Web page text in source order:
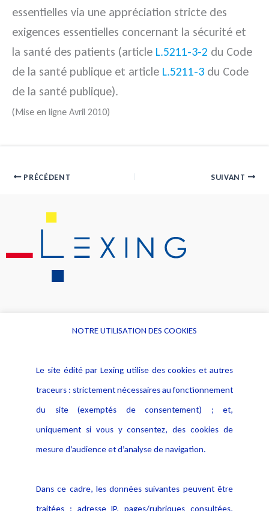
essentielles via une appréciation stricte des
exigences essentielles concernant la sécurité et
la santé des patients (article L.5211-3-2 du Code
de la santé publique et article L.5211-3 du Code
de la santé publique).
(Mise en ligne Avril 2010)
PRÉCÉDENT SUIVANT
Alerte professionnelle
Déclaration d'accessibilité
Notice Légale
Politique de protection des
données
Publications
NOTRE UTILISATION DES COOKIES
Le site édité par Lexing utilise des cookies et autres
traceurs : strictement nécessaires au fonctionnement
du site (exemptés de consentement) ; et,
uniquement si vous y consentez, des cookies de
mesure d’audience et d’analyse de navigation.
Dans ce cadre, les données suivantes peuvent être
traitées : adresse IP, pages/rubriques consultées,